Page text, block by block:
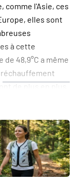
comme l'Asie, ces
elles sont
à cette
48,9°C a même
réchauffement
de plus en plus
et vos
de la chaleur.
la veste Bodycool
fonctionne par